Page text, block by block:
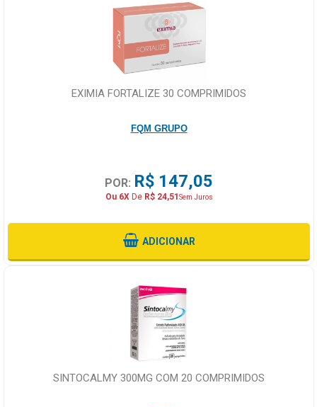
EXIMIA FORTALIZE 30 COMPRIMIDOS
FQM GRUPO
POR: R$ 147,05
Ou 6XDe R$ 24,51 Sem Juros
ADICIONAR
SINTOCALMY 300MG COM 20 COMPRIMIDOS